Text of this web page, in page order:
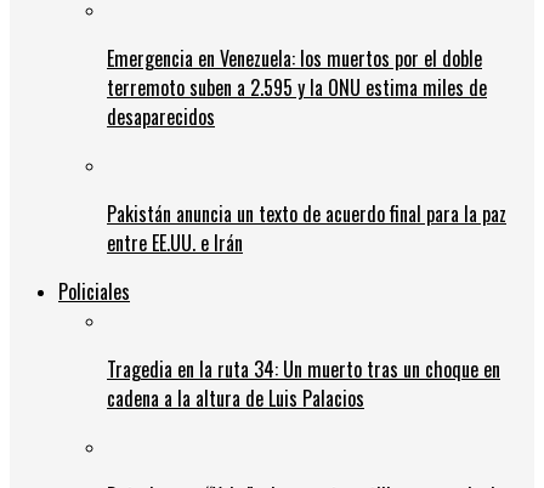
Emergencia en Venezuela: los muertos por el doble
terremoto suben a 2.595 y la ONU estima miles de
desaparecidos
Pakistán anuncia un texto de acuerdo final para la paz
entre EE.UU. e Irán
Policiales
Tragedia en la ruta 34: Un muerto tras un choque en
cadena a la altura de Luis Palacios